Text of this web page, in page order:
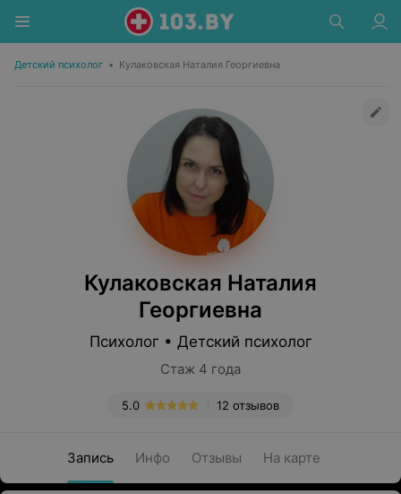
Детский психолог • Кулаковская Наталия Георгиевна
Кулаковская Наталия
Георгиевна
Психолог • Детский психолог
Стаж 4 года
12 отзывов
5.0
Запись Инфо Отзывы На карте